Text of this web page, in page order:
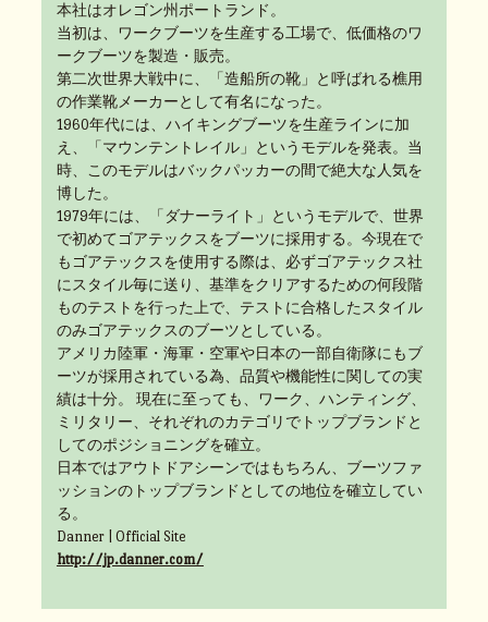
本社はオレゴン州ポートランド。
当初は、ワークブーツを生産する工場で、低価格のワ
ークブーツを製造・販売。
第二次世界大戦中に、「造船所の靴」と呼ばれる樵用
の作業靴メーカーとして有名になった。
1960年代には、ハイキングブーツを生産ラインに加
え、「マウンテントレイル」というモデルを発表。当
時、このモデルはバックパッカーの間で絶大な人気を
博した。
1979年には、「ダナーライト」というモデルで、世界
で初めてゴアテックスをブーツに採用する。今現在で
もゴアテックスを使用する際は、必ずゴアテックス社
にスタイル毎に送り、基準をクリアするための何段階
ものテストを行った上で、テストに合格したスタイル
のみゴアテックスのブーツとしている。
アメリカ陸軍・海軍・空軍や日本の一部自衛隊にもブ
ーツが採用されている為、品質や機能性に関しての実
績は十分。 現在に至っても、ワーク、ハンティング、
ミリタリー、それぞれのカテゴリでトップブランドと
してのポジショニングを確立。
日本ではアウトドアシーンではもちろん、ブーツファ
ッションのトップブランドとしての地位を確立してい
る。
Danner | Official Site
http://jp.danner.com/